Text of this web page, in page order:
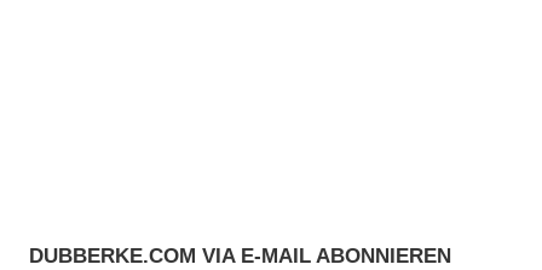
DUBBERKE.COM VIA E-MAIL ABONNIEREN